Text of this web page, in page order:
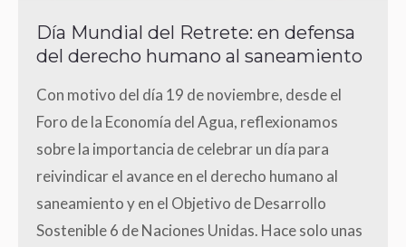
Día Mundial del Retrete: en defensa
del derecho humano al saneamiento
Con motivo del día 19 de noviembre, desde el
Foro de la Economía del Agua, reflexionamos
sobre la importancia de celebrar un día para
reivindicar el avance en el derecho humano al
saneamiento y en el Objetivo de Desarrollo
Sostenible 6 de Naciones Unidas. Hace solo unas